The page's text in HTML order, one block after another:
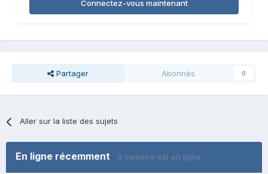
Connectez-vous maintenant
Partager Abonnés 0
Aller sur la liste des sujets
En ligne récemment 0 membre est en ligne